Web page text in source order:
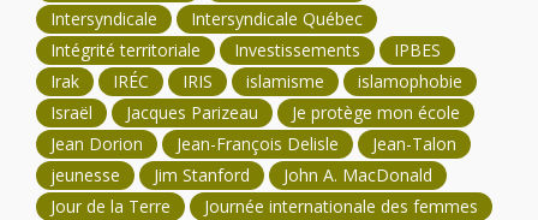
Intersyndicale
Intersyndicale Québec
Intégrité territoriale
Investissements
IPBES
Irak
IRÉC IRIS islamisme
islamophobie
Israël
Jacques Parizeau
Je protège mon école
Jean Dorion
Jean-François Delisle
Jean-Talon
jeunesse
Jim Stanford
John A. MacDonald
Jour de la Terre
Journée internationale des femmes